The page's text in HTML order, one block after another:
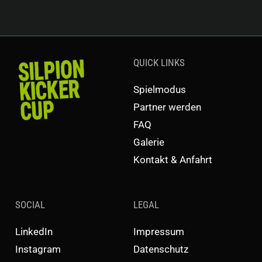
QUICK LINKS
Spielmodus
Partner werden
FAQ
Galerie
Kontakt & Anfahrt
SOCIAL
LinkedIn
Instagram
LEGAL
Impressum
Datenschutz